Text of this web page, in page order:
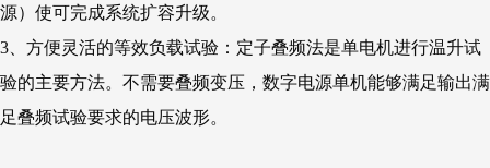
源）使可完成系统扩容升级。
3、方便灵活的等效负载试验：定子叠频法是单电机进行温升试
验的主要方法。不需要叠频变压，数字电源单机能够满足输出满
足叠频试验要求的电压波形。